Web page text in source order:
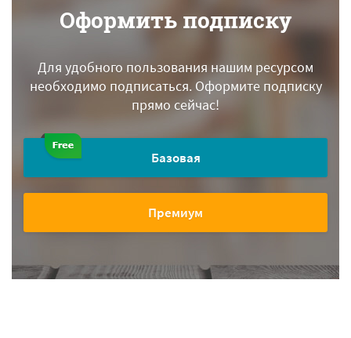
Оформить подписку
Для удобного пользования нашим ресурсом
необходимо подписаться.Оформите подписку
прямо сейчас!
Базовая
Премиум